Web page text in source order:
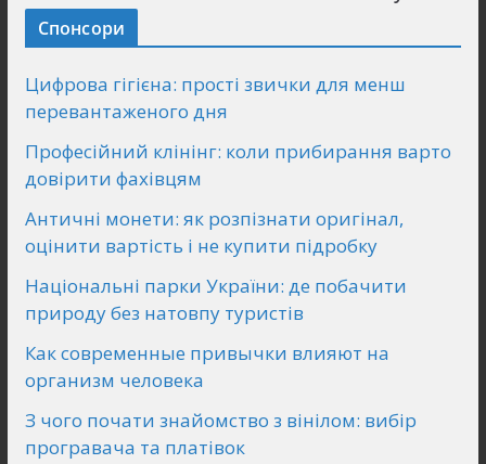
Спонсори
Цифрова гігієна: прості звички для менш
перевантаженого дня
Професійний клінінг: коли прибирання варто
довірити фахівцям
Античні монети: як розпізнати оригінал,
оцінити вартість і не купити підробку
Національні парки України: де побачити
природу без натовпу туристів
Как современные привычки влияют на
организм человека
З чого почати знайомство з вінілом: вибір
програвача та платівок